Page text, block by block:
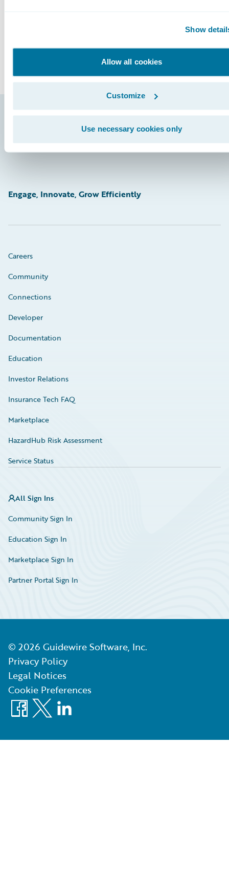
Show
Allow all cookies
Customize
Use necessary cookies only
Footer
Engage, Innovate, Grow Efficiently
Careers
Community
Connections
Developer
Documentation
Education
Investor Relations
Insurance Tech FAQ
Marketplace
HazardHub Risk Assessment
Service Status
All Sign Ins
Community Sign In
Education Sign In
Marketplace Sign In
Partner Portal Sign In
© 2026 Guidewire Software, Inc.
Privacy Policy
Legal Notices
Cookie Preferences
Facebook
X LinkedIn